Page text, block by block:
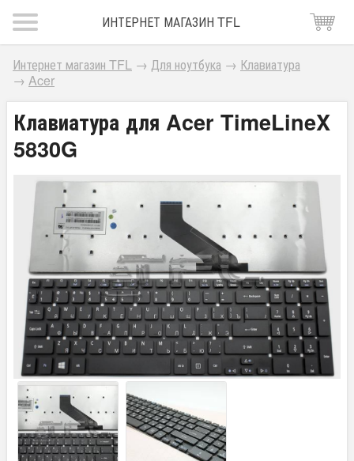
ИНТЕРНЕТ МАГАЗИН TFL
Интернет магазин TFL → Для ноутбука → Клавиатура
→ Acer
Клавиатура для Acer TimeLineX
5830G